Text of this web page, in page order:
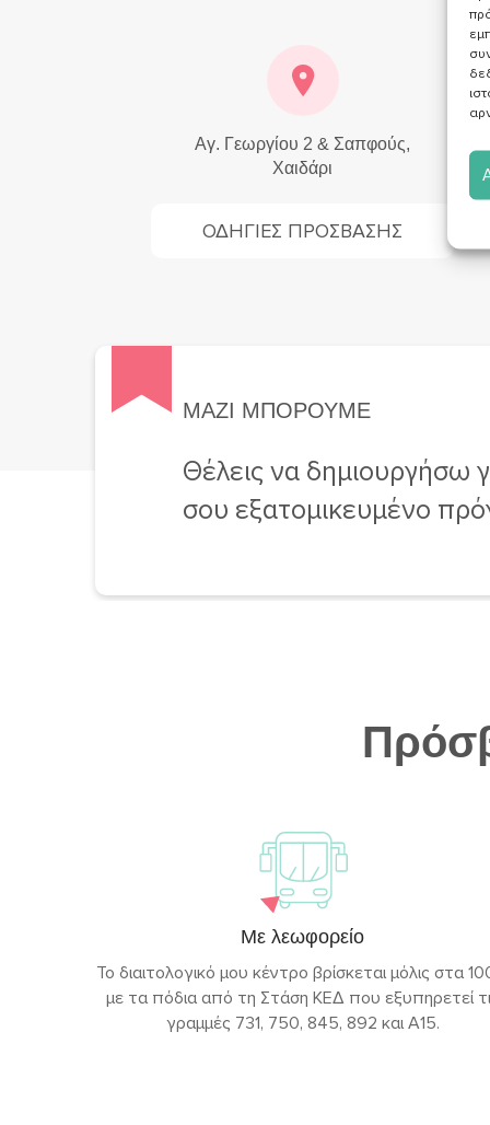
Αγ. Γεωργίου 2 & Σαπφούς,
Χαιδάρι
ΟΔΗΓΙΕΣ ΠΡΟΣΒΑΣΗΣ
ΜΑΖΙ ΜΠΟΡΟΥΜΕ
Θέλεις να δημιουργήσω
σου εξατομικευμένο
Με λεωφορείο
Το διαιτολογικό μου κέντρο βρίσκεται μόλις στα
με τα πόδια από τη Στάση ΚΕΔ που εξυπηρετεί
γραμμές 731, 750, 845, 892 και Α15.